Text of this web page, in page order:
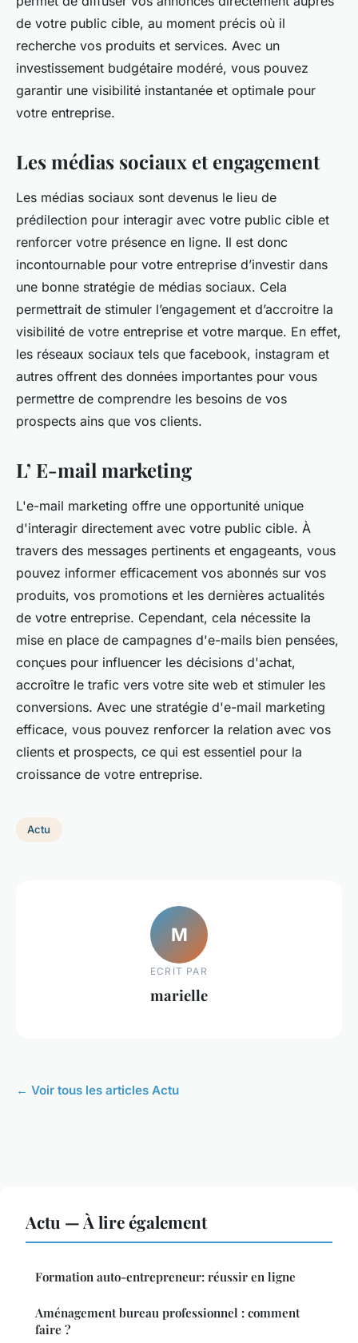
de votre public cible, au moment précis où il
recherche vos produits et services. Avec un
investissement budgétaire modéré, vous pouvez
garantir une visibilité instantanée et optimale pour
votre entreprise.
Les médias sociaux et engagement
Les médias sociaux sont devenus le lieu de
prédilection pour interagir avec votre public cible et
renforcer votre présence en ligne. Il est donc
incontournable pour votre entreprise d’investir dans
une bonne stratégie de médias sociaux. Cela
permettrait de stimuler l’engagement et d’accroitre la
visibilité de votre entreprise et votre marque. En effet,
les réseaux sociaux tels que facebook, instagram et
autres offrent des données importantes pour vous
permettre de comprendre les besoins de vos
prospects ains que vos clients.
L’ E-mail marketing
L'e-mail marketing offre une opportunité unique
d'interagir directement avec votre public cible. À
travers des messages pertinents et engageants, vous
pouvez informer efficacement vos abonnés sur vos
produits, vos promotions et les dernières actualités
de votre entreprise. Cependant, cela nécessite la
mise en place de campagnes d'e-mails bien pensées,
conçues pour influencer les décisions d'achat,
accroître le trafic vers votre site web et stimuler les
conversions. Avec une stratégie d'e-mail marketing
efficace, vous pouvez renforcer la relation avec vos
clients et prospects, ce qui est essentiel pour la
croissance de votre entreprise.
Actu
M
ECRIT PAR
marielle
← Voir tous les articles Actu
Actu — À lire également
Formation auto-entrepreneur: réussir en ligne
Aménagement bureau professionnel : comment
faire ?